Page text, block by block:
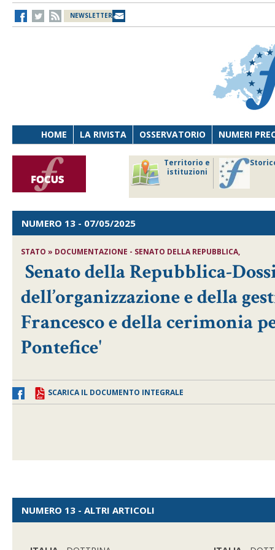
NEWSLETTER
HOME LA RIVISTA OSSERVATORIO NUMERI
Territorio e
istituzioni
NUMERO 13 - 07/05/2025
STATO » DOCUMENTAZIONE - SENATO DELLA REPUBBLICA,
Senato della Repubblica-
dell’organizzazione e della
Francesco e della cerimonia
Pontefice'
SCARICA IL DOCUMENTO INTEGRALE
NUMERO 13 - ALTRI ARTICOLI